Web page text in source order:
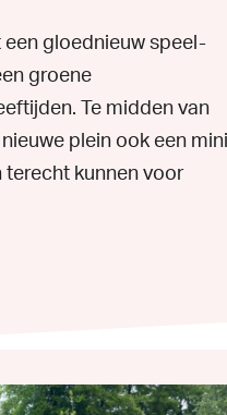
gloednieuw speel-
groene
Te midden van
plein ook een mini
terecht kunnen voor